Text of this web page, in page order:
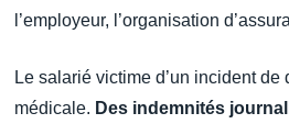
l’employeur, l’organisation
Le salarié victime d’un incident
médicale. Des indemnités